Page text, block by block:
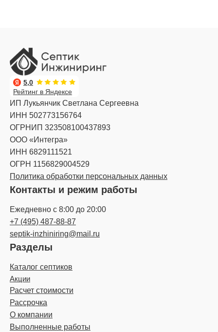
Рейтинг в Яндексе
5,0
ИП Лукьянчик Светлана Сергеевна
ИНН 502773156764
ОГРНИП 323508100437893
ООО «Интегра»
ИНН 6829111521
ОГРН 1156829004529
Политика обработки персональных данных
Контакты и режим работы
Ежедневно с 8:00 до 20:00
+7 (495) 487-88-87
septik-inzhiniring@mail.ru
Разделы
Каталог септиков
Акции
Расчет стоимости
Рассрочка
О компании
Выполненные работы